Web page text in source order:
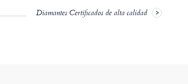
Diamantes Certificados de alta calidad